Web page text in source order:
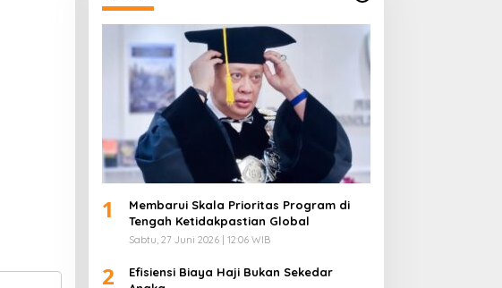
1
Membarui Skala Prioritas Program di
Tengah Ketidakpastian Global
Sabtu, 27 Juni 2026 | 12:06 WIB
2
Efisiensi Biaya Haji Bukan Sekedar